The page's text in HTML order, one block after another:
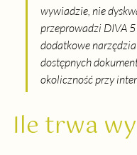
wywiadzie, nie
przeprowadzi DIVA
dodatkowe
dostępnych
okoliczność przy
Ile trwa